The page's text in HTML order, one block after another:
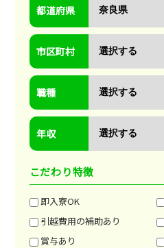
都道府県
市区町村
職種
年収
こだわり特徴
即入寮OK
引越費用の補助あり
賞与あり